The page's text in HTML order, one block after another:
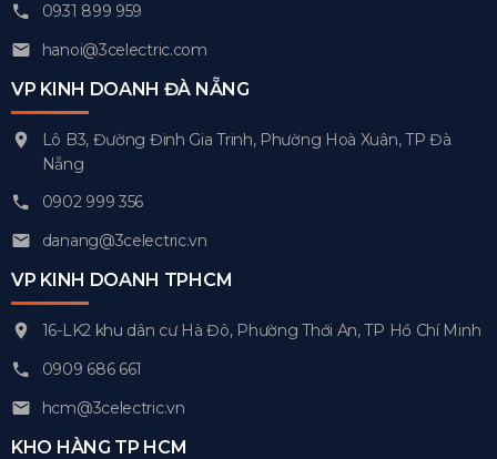
0931 899 959
hanoi@3celectric.com
VP KINH DOANH ĐÀ NẴNG
Lô B3, Đường Đinh Gia Trinh, Phường Hoà Xuân, TP Đà
Nẵng
0902 999 356
danang@3celectric.vn
VP KINH DOANH TPHCM
16-LK2 khu dân cư Hà Đô, Phường Thới An, TP Hồ Chí Minh
0909 686 661
hcm@3celectric.vn
KHO HÀNG TP HCM